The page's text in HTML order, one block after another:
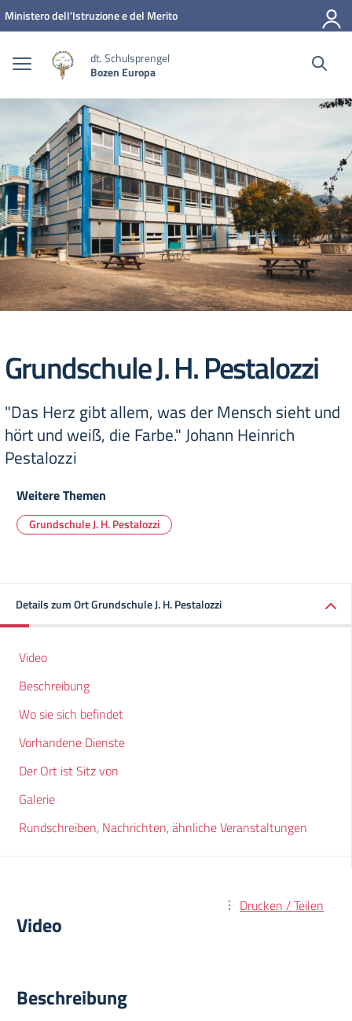
Zum Inhalt springen
Zum Navigationsmenü springen
Zur Fußzeile springen
Ministero dell'Istruzione e del Merito
dt. Schulsprengel
Bozen Europa
Grundschule J. H. Pestalozzi
"Das Herz gibt allem, was der Mensch sieht und
hört und weiß, die Farbe." Johann Heinrich
Pestalozzi
Weitere Themen
Grundschule J. H. Pestalozzi
Details zum Ort Grundschule J. H. Pestalozzi
Video
Beschreibung
Wo sie sich befindet
Vorhandene Dienste
Der Ort ist Sitz von
Galerie
Rundschreiben, Nachrichten, ähnliche Veranstaltungen
Drucken / Teilen
Video
Beschreibung